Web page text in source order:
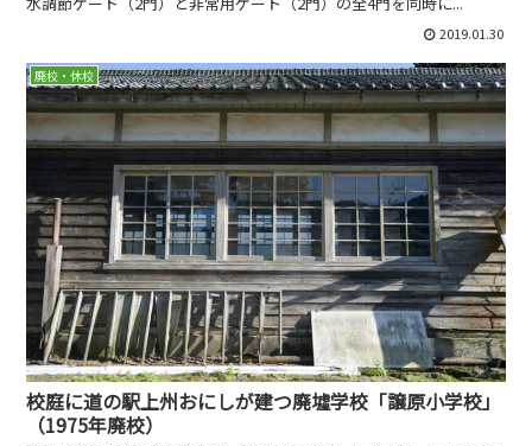
2019.01.30
廃校・休校
校庭に道の駅上州おにしが建つ廃墟学校「譲原小学校」
（1975年廃校）